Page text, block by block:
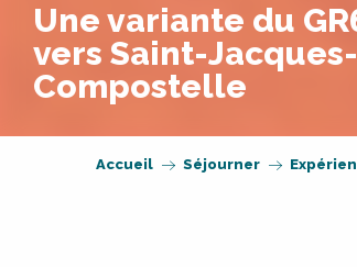
Une variante du
vers Saint-
Compostelle
Accueil Séjourner